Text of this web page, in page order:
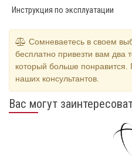
Инструкция по эксплуатации
Сомневаетесь в своем
бесплатно привезти вам два
который больше понравится.
наших консультантов.
Вас могут